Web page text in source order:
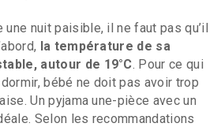
nuit paisible, il ne faut pas qu’il
la température de sa
autour de 19°C. Pour ce qui
bébé ne doit pas avoir trop
Un pyjama une-pièce avec un
Selon les recommandations